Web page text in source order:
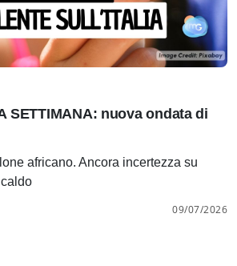
SETTIMANA: nuova ondata di
africano. Ancora incertezza su
09/07/2026